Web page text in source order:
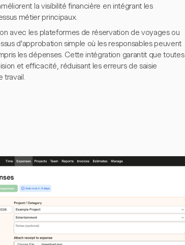
la visibilité financière en intégrant les
métier principaux.
avec les plateformes de réservation de voyages ou
d'approbation simple où les responsables peuvent
les dépenses. Cette intégration garantit que toutes
et efficacité, réduisant les erreurs de saisie
travail.